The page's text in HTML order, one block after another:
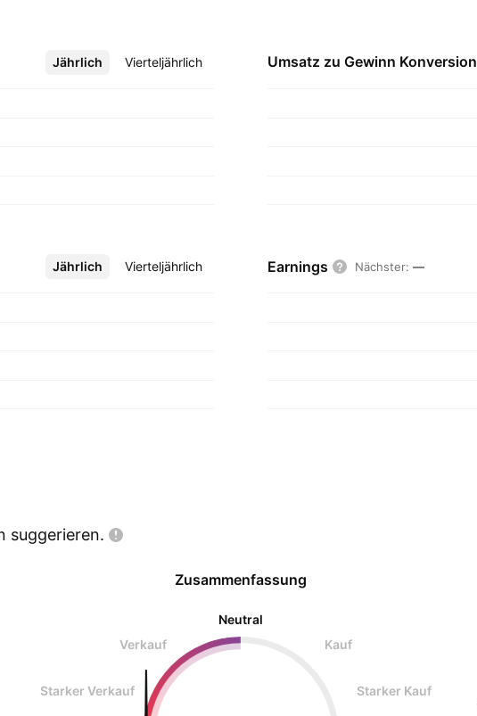
Jährlich Vierteljährlich
Mehr Umsatz zu Gewinn Konversion
Jährlich Vierteljährlich
Mehr Earnings Nächster: —
suggerieren.
Zusammenfassung
Neutral
Verkauf
Kauf
Starker Verkauf Starker Kauf